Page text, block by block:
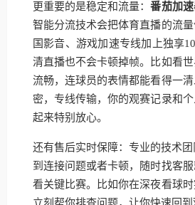
更重要的是稳定和流量：番茄加
智能分流技术会把体育直播的流
国影音、游戏加速专线加上独享
清直播也不会卡顿掉帧。比如看
流畅，连球员的表情都能看得一
密，专线传输，你的观赛记录和
起来特别放心。
还有售后实时保障：专业的技术
到连接问题或者卡顿，随时找客
看关键比赛。比如你在深夜看球